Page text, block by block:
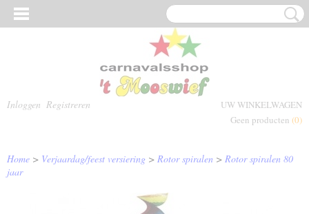
Inloggen Registreren
UW WINKELWAGEN
Geen producten (0)
Home > Verjaardag/feest versiering > Rotor spiralen > Rotor spiralen 80
jaar